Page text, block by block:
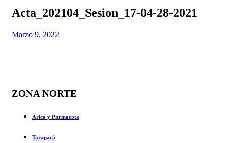
Acta_202104_Sesion_17-04-28-2021
Marzo 9, 2022
ZONA NORTE
Arica y Parinacota
Tarapacá